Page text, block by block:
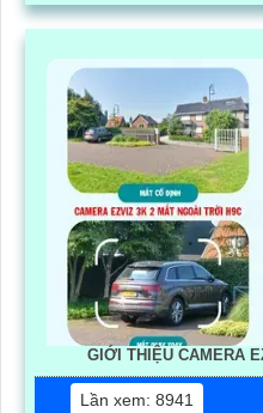
GIỚI THIỆU CAMERA
Lần xem: 8941